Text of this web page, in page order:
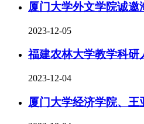
厦门大学外文学院诚邀
2023-12-05
福建农林大学教学科研
2023-12-04
厦门大学经济学院、